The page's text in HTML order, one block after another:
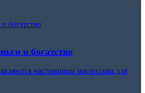
богатство
и богатство
настоящими магнитами для